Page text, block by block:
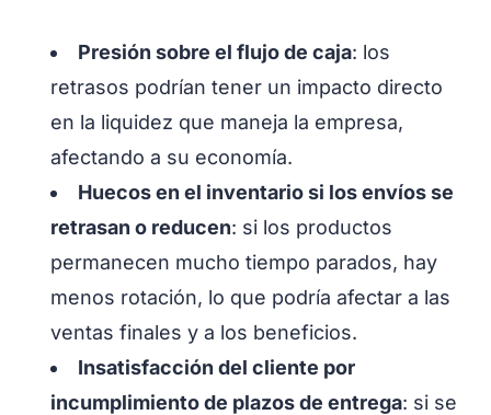
Presión sobre el flujo de caja: los
retrasos podrían tener un impacto directo
en la liquidez que maneja la empresa,
afectando a su economía.
Huecos en el inventario si los envíos se
retrasan o reducen: si los productos
permanecen mucho tiempo parados, hay
menos rotación, lo que podría afectar a las
ventas finales y a los beneficios.
Insatisfacción del cliente por
incumplimiento de plazos de entrega: si se